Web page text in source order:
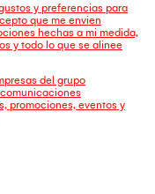
y preferencias para
que me envien
hechas a mi medida,
y todo lo que se alinee
del grupo
promociones, eventos y